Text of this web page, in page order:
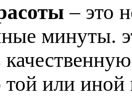
– это
минуты.
или иной